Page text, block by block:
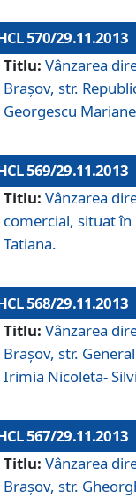
570/29.11.2013
Titlu: Vânzarea
Braşov, str.
Georgescu
569/29.11.2013
Titlu: Vânzarea
comercial, situat în
Tatiana.
568/29.11.2013
Titlu: Vânzarea
Braşov, str.
Irimia Nicoleta-
567/29.11.2013
Titlu: Vânzarea
Braşov, str.